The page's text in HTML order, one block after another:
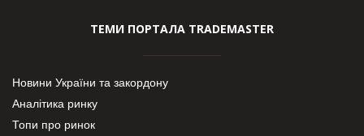
ТЕМИ ПОРТАЛА TRADEMASTER
Новини України та закордону
Аналітика ринку
Топи про ринок